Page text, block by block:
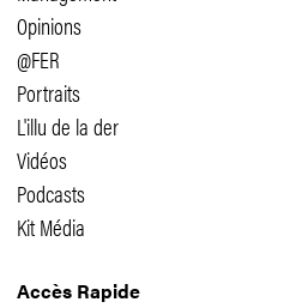
Opinions
@FER
Portraits
L'illu de la der
Vidéos
Podcasts
Kit Média
Accès Rapide